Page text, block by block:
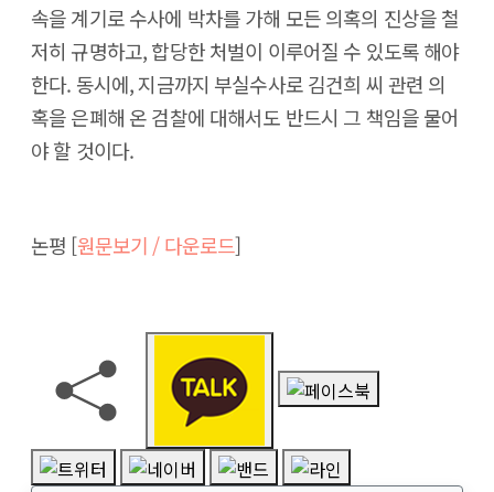
속을 계기로 수사에 박차를 가해 모든 의혹의 진상을 철
저히 규명하고, 합당한 처벌이 이루어질 수 있도록 해야
한다. 동시에, 지금까지 부실수사로 김건희 씨 관련 의
혹을 은폐해 온 검찰에 대해서도 반드시 그 책임을 물어
야 할 것이다.
논평 [원문보기 / 다운로드]